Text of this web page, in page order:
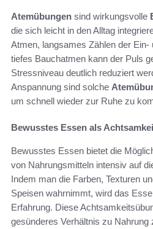
Atemübungen sind wirkungsvolle
die sich leicht in den Alltag
Atmen, langsames Zählen der
tiefes Bauchatmen kann der Puls
Stressniveau deutlich reduziert
Anspannung sind solche
um schnell wieder zur Ruhe zu
Bewusstes Essen als
Bewusstes Essen bietet die
von Nahrungsmitteln intensiv auf
Indem man die Farben, Texturen
Speisen wahrnimmt, wird das
Erfahrung. Diese
gesünderes Verhältnis zu Nahrung